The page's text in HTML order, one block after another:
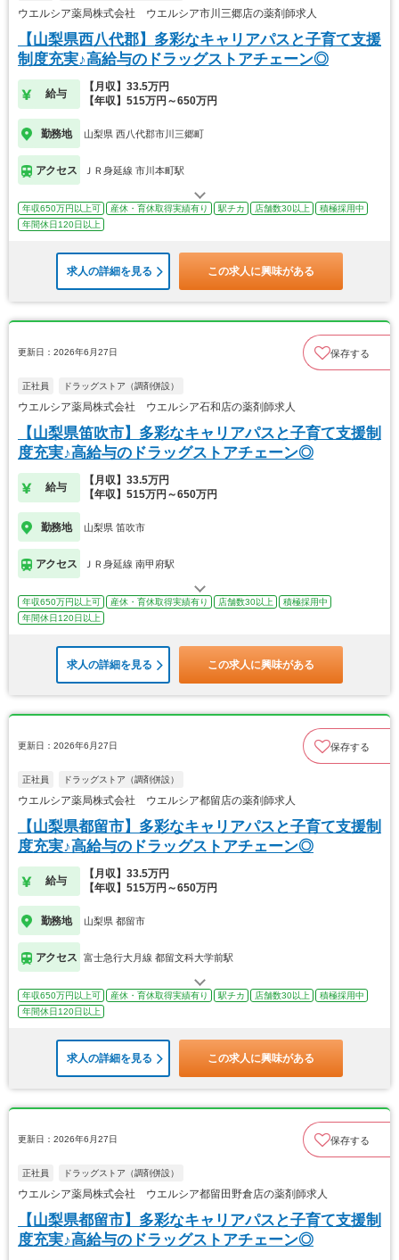
ウエルシア薬局株式会社 ウエルシア市川三郷店の薬剤師求人
【山梨県西八代郡】多彩なキャリアパスと子育て支援
制度充実♪高給与のドラッグストアチェーン◎
給与
【月収】33.5万円
【年収】515万円～650万円
勤務地 山梨県 西八代郡市川三郷町
アクセス ＪＲ身延線 市川本町駅
年収650万円以上可 産休・育休取得実績有り 駅チカ 店舗数30以上
積極採用中
年間休日120日以上
求人の詳細を見る この求人に興味がある
更新日：2026年6月27日 保存する
正社員 ドラッグストア（調剤併設）
ウエルシア薬局株式会社 ウエルシア石和店の薬剤師求人
【山梨県笛吹市】多彩なキャリアパスと子育て支援制
度充実♪高給与のドラッグストアチェーン◎
給与
【月収】33.5万円
【年収】515万円～650万円
勤務地 山梨県 笛吹市
アクセス ＪＲ身延線 南甲府駅
年収650万円以上可 産休・育休取得実績有り 店舗数30以上
積極採用中
年間休日120日以上
求人の詳細を見る この求人に興味がある
更新日：2026年6月27日 保存する
正社員 ドラッグストア（調剤併設）
ウエルシア薬局株式会社 ウエルシア都留店の薬剤師求人
【山梨県都留市】多彩なキャリアパスと子育て支援制
度充実♪高給与のドラッグストアチェーン◎
給与
【月収】33.5万円
【年収】515万円～650万円
勤務地 山梨県 都留市
アクセス 富士急行大月線 都留文科大学前駅
年収650万円以上可 産休・育休取得実績有り 駅チカ 店舗数30以上
積極採用中
年間休日120日以上
求人の詳細を見る この求人に興味がある
更新日：2026年6月27日 保存する
正社員 ドラッグストア（調剤併設）
ウエルシア薬局株式会社 ウエルシア都留田野倉店の薬剤師求人
【山梨県都留市】多彩なキャリアパスと子育て支援制
度充実♪高給与のドラッグストアチェーン◎